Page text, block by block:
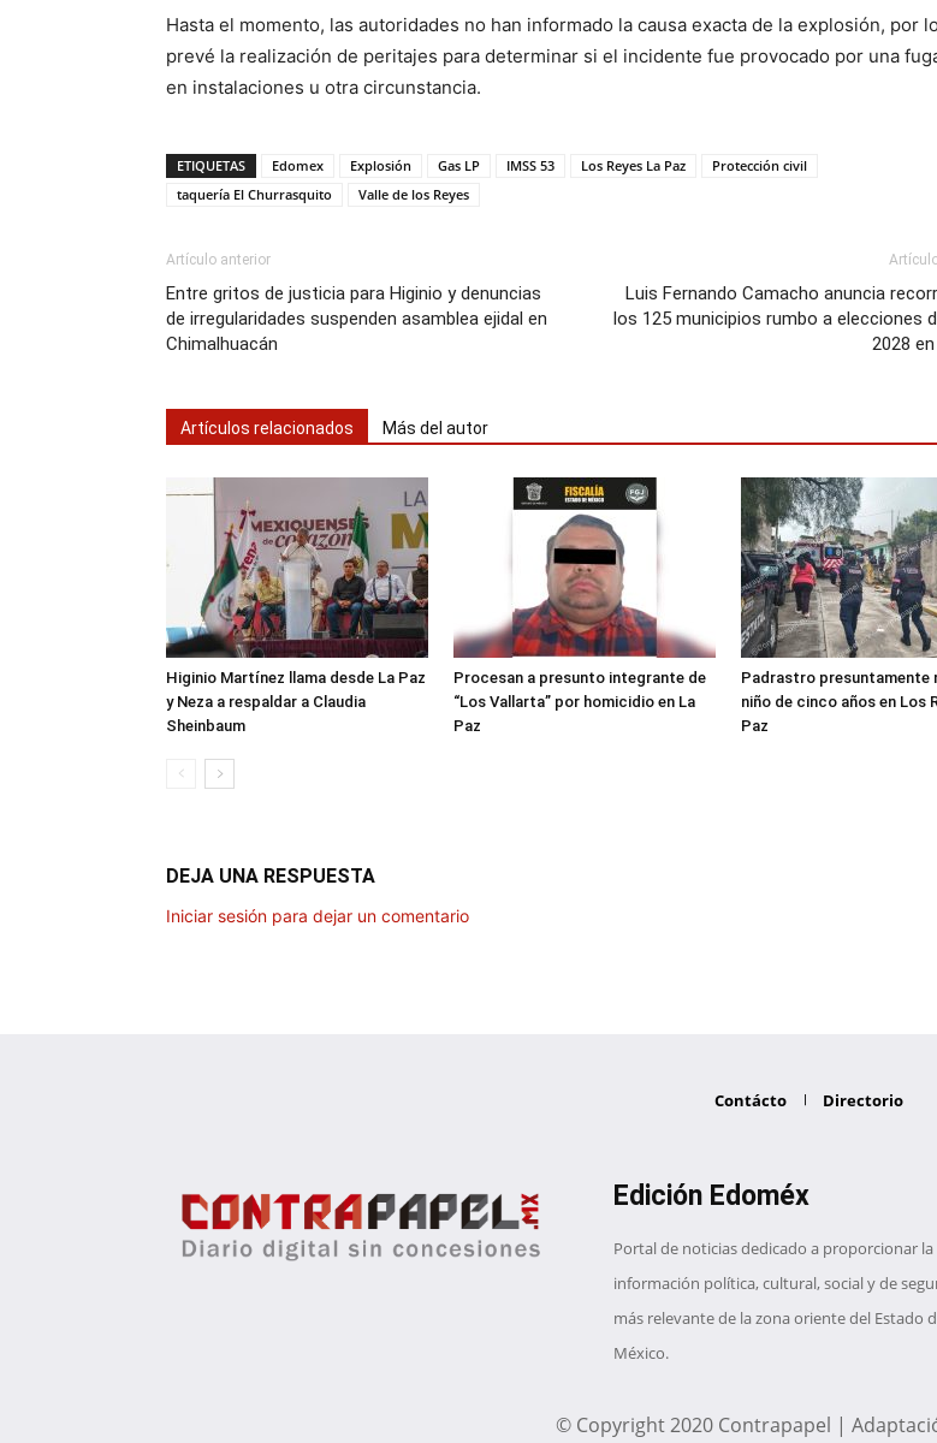
Hasta el momento, las autoridades no han informado la causa exacta de la explosión, por
prevé la realización de peritajes para determinar si el incidente fue provocado por una
en instalaciones u otra circunstancia.
ETIQUETAS Edomex Explosión Gas LP IMSS 53 Los Reyes La Paz
Protección civil
taquería El Churrasquito
Valle de los Reyes
Artículo anterior
Entre gritos de justicia para Higinio y denuncias
de irregularidades suspenden asamblea ejidal en
Chimalhuacán
Luis Fernando Camacho anuncia
los 125 municipios rumbo a elecciones
2028
Artículos relacionados Más del autor
Higinio Martínez llama desde La Paz
y Neza a respaldar a Claudia
Sheinbaum
Procesan a presunto integrante de
“Los Vallarta” por homicidio en La
Paz
Padrastro presuntamente
niño de cinco años en Los
Paz
DEJA UNA RESPUESTA
Iniciar sesión para dejar un comentario
Contácto Directorio
Edición Edoméx
Portal de noticias dedicado a proporcionar la
información política, cultural, social y de
más relevante de la zona oriente del Estado
México.
© Copyright 2020 Contrapapel |